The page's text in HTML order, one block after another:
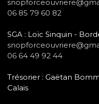
06 85 79 60 82
SGA : Loïc Sinquin -
06 64 49 92 44
Trésorier : Gaëtan
Calais